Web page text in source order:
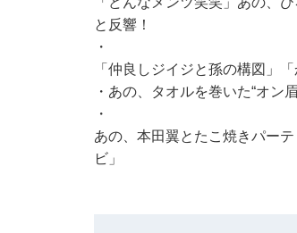
と反響！
・
「仲良しジイジと孫の構図」
・ あの、タオルを巻いた“オン
・
あの、本田翼とたこ焼きパー
ビ」